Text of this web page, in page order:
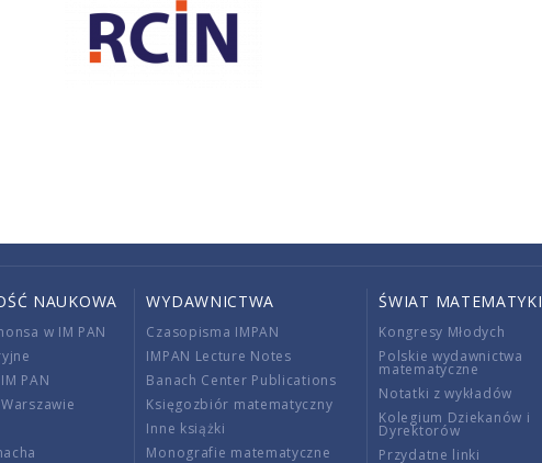
NAUKOWA
w IM PAN
PAN
WYDAWNICTWA
Czasopisma IMPAN
IMPAN Lecture Notes
Banach Center Publications
Księgozbiór matematyczny
Inne książki
Monografie matematyczne
ŚWIAT MATEMATYKI
Kongresy Młodych
Polskie wydawnictwa
matematyczne
Notatki z wykładów
Kolegium Dziekanów i
Dyrektorów
Przydatne linki